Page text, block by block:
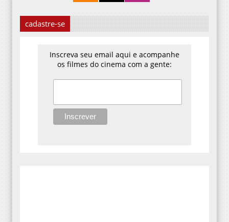
cadastre-se
Inscreva seu email aqui e acompanhe
os filmes do cinema com a gente: